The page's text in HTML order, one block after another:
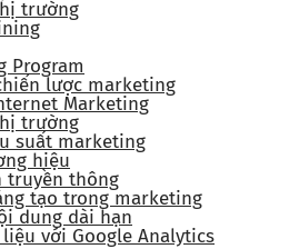
trường
Program
lược marketing
Marketing
trường
suất marketing
hiệu
truyền thông
tạo trong marketing
dung dài hạn
với Google Analytics